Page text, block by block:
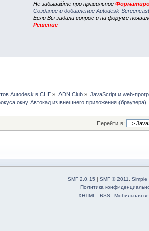
Не забывайте про правильное
Создание и добавление Autodesk
Если Вы задали вопрос и на форуме
Решение
Autodesk в СНГ » ADN Club» JavaScript и web-
окну Автокад из внешнего приложения (браузера)
Перейти в:
SMF 2.0.15 | SMF © 2011
Simple
Политика
XHTML
RSS Мобильная